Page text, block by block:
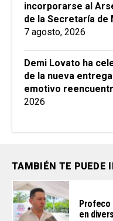
incorporarse al
de la Secretaría de
7 agosto, 2026
Demi Lovato ha
de la nueva
emotivo
2026
TAMBIÉN TE PUEDE
Profeco
en